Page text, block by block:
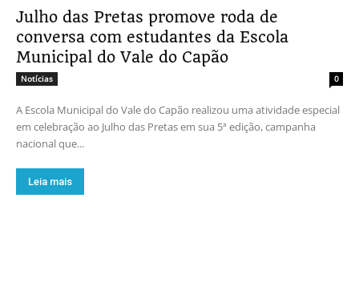
Julho das Pretas promove roda de
conversa com estudantes da Escola
Municipal do Vale do Capão
Notícias 0
A Escola Municipal do Vale do Capão realizou uma atividade especial
em celebração ao Julho das Pretas em sua 5ª edição, campanha
nacional que...
Leia mais